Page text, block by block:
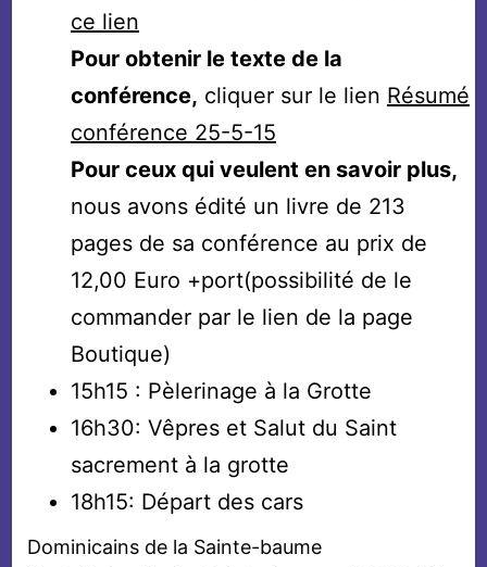
ce lien
Pour obtenir le texte de la
conférence, cliquer sur le lien Résumé
conférence 25-5-15
Pour ceux qui veulent en savoir plus,
nous avons édité un livre de 213
pages de sa conférence au prix de
12,00 Euro +port(possibilité de le
commander par le lien de la page
Boutique)
15h15 : Pèlerinage à la Grotte
16h30: Vêpres et Salut du Saint
sacrement à la grotte
18h15: Départ des cars
Dominicains de la Sainte-baume